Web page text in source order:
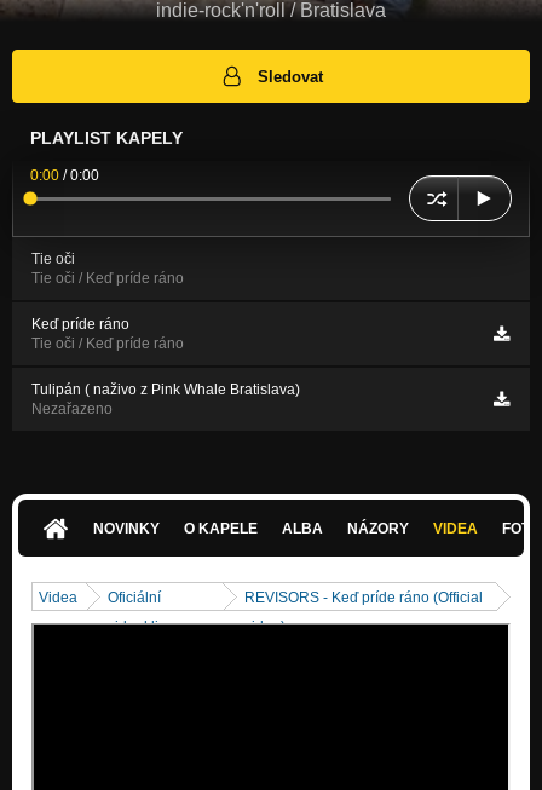
indie-rock'n'roll / Bratislava
Sledovat
PLAYLIST KAPELY
0:00 /0:00
Tie oči
Tie oči / Keď príde ráno
Keď príde ráno
Tie oči / Keď príde ráno
Tulipán ( naživo z Pink Whale Bratislava)
Nezařazeno
NOVINKY O KAPELE ALBA NÁZORY VIDEA
Videa
Oficiální
videoklipy
REVISORS - Keď príde ráno (Official
video)